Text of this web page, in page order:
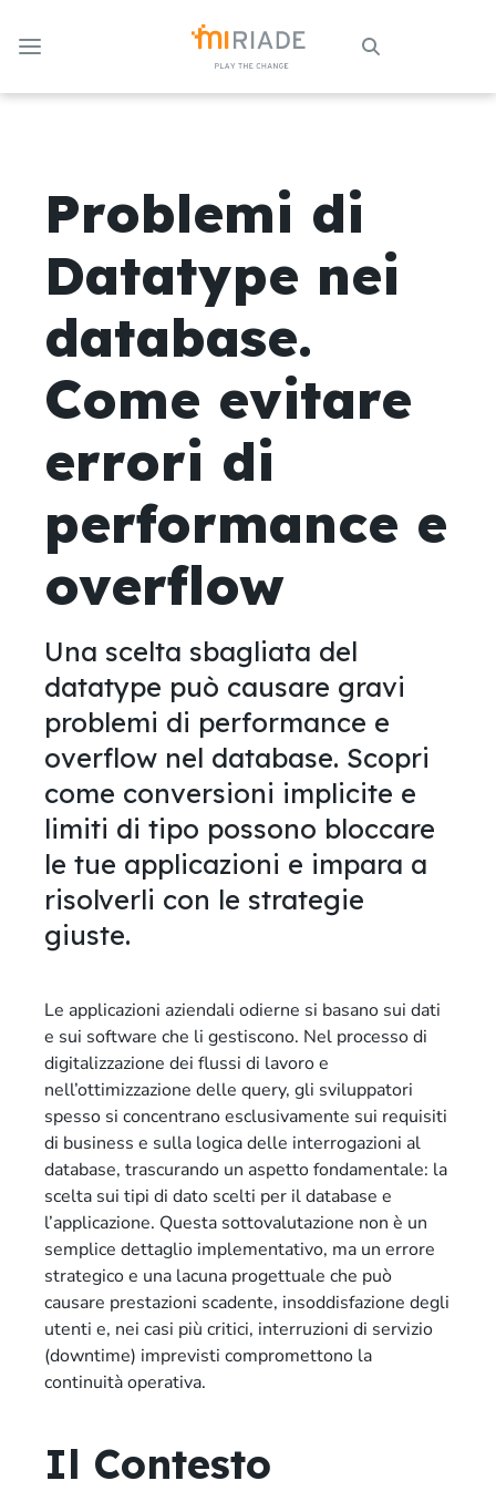
Problemi di
Datatype nei
database.
Come evitare
errori di
performance e
overflow
Una scelta sbagliata del
datatype può causare gravi
problemi di performance e
overflow nel database. Scopri
come conversioni implicite e
limiti di tipo possono bloccare
le tue applicazioni e impara a
risolverli con le strategie
giuste.
Le applicazioni aziendali odierne si basano sui dati
e sui software che li gestiscono. Nel processo di
digitalizzazione dei flussi di lavoro e
nell’ottimizzazione delle query, gli sviluppatori
spesso si concentrano esclusivamente sui requisiti
di business e sulla logica delle interrogazioni al
database, trascurando un aspetto fondamentale: la
scelta sui tipi di dato scelti per il database e
l’applicazione. Questa sottovalutazione non è un
semplice dettaglio implementativo, ma un errore
strategico e una lacuna progettuale che può
causare prestazioni scadente, insoddisfazione degli
utenti e, nei casi più critici, interruzioni di servizio
(downtime) imprevisti compromettono la
continuità operativa.
Il Contesto